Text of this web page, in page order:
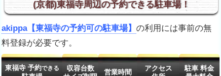
(京都)東福寺周辺の予約できる駐車場！
akippa【東福寺の予約可の駐車場】 の利用には事前の無
料登録が必要です。
東福寺 予約できる
収容台数
営業時間
アクセス
駐車 料金